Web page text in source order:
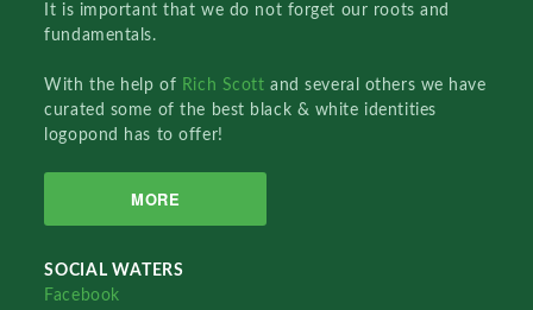
It is important that we do not forget our roots and
fundamentals.
With the help of Rich Scottand several others we have
curated some of the best black & white identities
logopond has to offer!
MORE
SOCIAL WATERS
Facebook